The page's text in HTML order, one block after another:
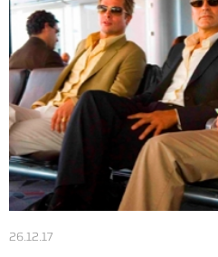
26.12.17